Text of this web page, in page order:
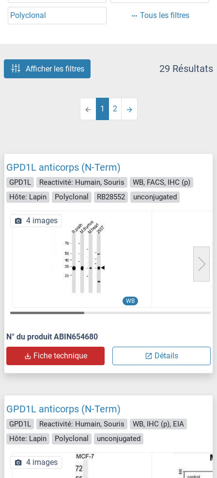
Polyclonal Tous les filtres
Afficher les filtres 29 Résultats
1 2
GPD1L anticorps (N-Term)
GPD1L Reactivité: Humain, Souris
WB, FACS, IHC (p)
Hôte: Lapin
Polyclonal RB28552 unconjugated
WB
4 images
N° du produit ABIN654680
Fiche technique Détails
GPD1L anticorps (N-Term)
GPD1L Reactivité: Humain, Souris
WB, IHC (p), EIA
Hôte: Lapin
Polyclonal unconjugated
4 images